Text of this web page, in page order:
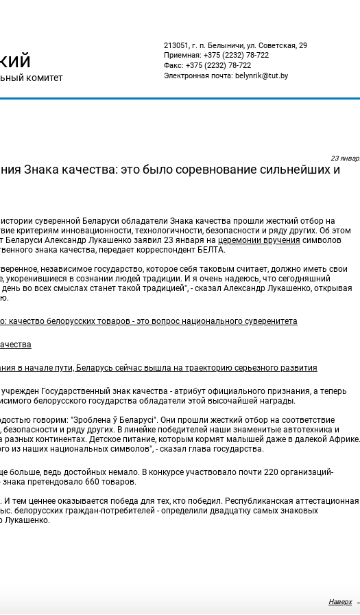
комитет
213051, г. п. Белыничи, ул. Советская, 29
Приемная: +375 (2232) 78-722
Факс: +375 (2232) 78-722
Электронная почта: belynrik@tut.by
23
Знака качества: это было соревнование сильнейших и
суверенной Беларуси обладатели Знака качества прошли жесткий отбор на
критериям инновационности, технологичности, безопасности и ряду других. Об этом
Беларуси Александр Лукашенко заявил 23 января на церемонии вручения символов
знака качества, передает корреспондент БЕЛТА.
независимое государство, которое себя таковым считает, должно иметь свои
укоренившиеся в сознании людей традиции. И я очень надеюсь, что сегодняшний
во всех смыслах станет такой традицией", - сказал Александр Лукашенко, открывая
качество белорусских товаров - это вопрос национального суверенитета
в начале пути, Беларусь сейчас вышла на траекторию серьезного развития
Государственный знак качества - атрибут официального признания, а теперь
белорусского государства обладатели этой высочайшей награды.
говорим: "Зроблена ў Беларусi". Они прошли жесткий отбор на соответствие
и ряду других. В линейке победителей наши знаменитые автотехника и
континентах. Детское питание, которым кормят малышей даже в далекой Африке.
из наших национальных символов", - сказал глава государства.
больше, ведь достойных немало. В конкурсе участвовало почти 220 организаций-
претендовало 660 товаров.
тем ценнее оказывается победа для тех, кто победил. Республиканская аттестационная
белорусских граждан-потребителей - определили двадцатку самых знаковых
Лукашенко.
Наверх